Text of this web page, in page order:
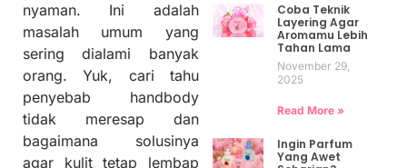
nyaman. Ini adalah
masalah umum yang
sering dialami banyak
orang. Yuk, cari tahu
penyebab handbody
tidak meresap dan
bagaimana solusinya
agar kulit tetap lembap
Coba Teknik
Layering Agar
Aromamu Lebih
Tahan Lama
November 29,
2025
Read More »
Ingin Parfum
Yang Awet